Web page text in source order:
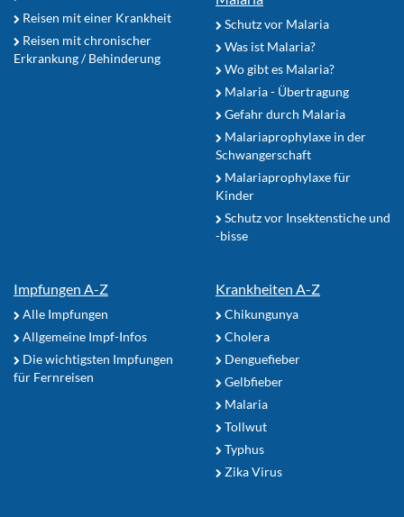
Reisen mit einer Krankheit
Reisen mit chronischer
Erkrankung / Behinderung
Schutz vor Malaria
Was ist Malaria?
Wo gibt es Malaria?
Malaria - Übertragung
Gefahr durch Malaria
Malariaprophylaxe in der
Schwangerschaft
Malariaprophylaxe für
Kinder
Schutz vor Insektenstiche und
-bisse
Impfungen A-Z
Alle Impfungen
Allgemeine Impf-Infos
Die wichtigsten Impfungen
für Fernreisen
Krankheiten A-Z
Chikungunya
Cholera
Denguefieber
Gelbfieber
Malaria
Tollwut
Typhus
Zika Virus